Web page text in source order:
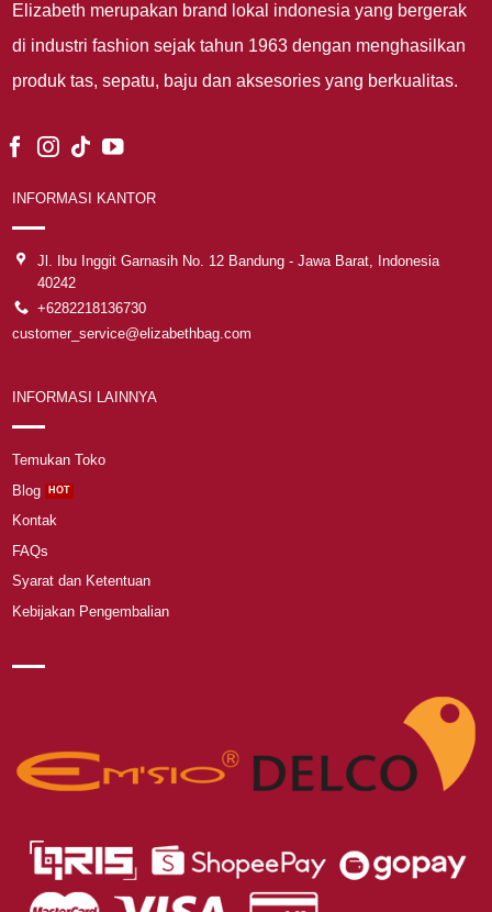
Elizabeth merupakan brand lokal indonesia yang bergerak
di industri fashion sejak tahun 1963 dengan menghasilkan
produk tas, sepatu, baju dan aksesories yang berkualitas.
INFORMASI KANTOR
Jl. Ibu Inggit Garnasih No. 12 Bandung - Jawa Barat, Indonesia
40242
+6282218136730
customer_service@elizabethbag.com
INFORMASI LAINNYA
Temukan Toko
Blog
Kontak
FAQs
Syarat dan Ketentuan
Kebijakan Pengembalian